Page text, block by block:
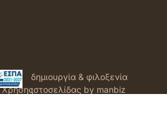
Όροι
Χρήσης
δημιουργία & φιλοξενία
ιστοσελίδας by manbiz